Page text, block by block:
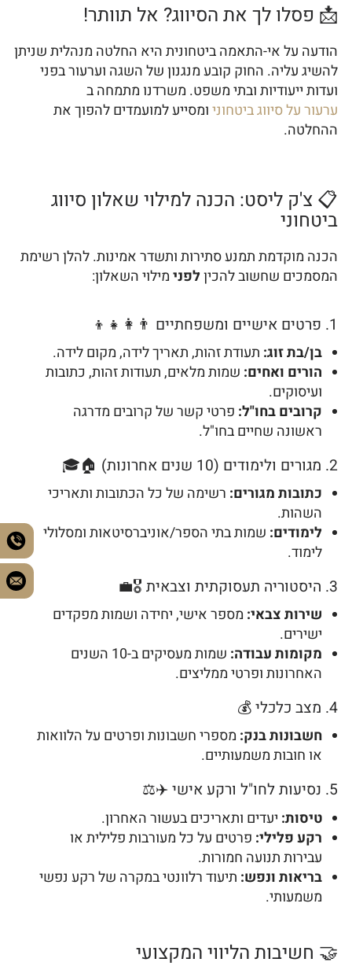
📩 פסלו לך את הסיווג? אל תוותר!
הודעה על אי-התאמה ביטחונית היא החלטה מנהלית שניתן
להשיג עליה. החוק קובע מנגנון של השגה וערעור בפני
ועדות ייעודיות ובתי משפט. משרדנו מתמחה ב
ערעור על סיווג ביטחוניומסייע למועמדים להפוך את
ההחלטה.
📋 צ'ק ליסט: הכנה למילוי שאלון סיווג
ביטחוני
הכנה מוקדמת תמנע סתירות ותשדר אמינות. להלן רשימת
המסמכים שחשוב להכיןלפנימילוי השאלון:
1. פרטים אישיים ומשפחתיים 👨‍👩‍👧‍👦
בן/בת זוג: תעודת זהות, תאריך לידה, מקום לידה.
הורים ואחים: שמות מלאים, תעודות זהות, כתובות
ועיסוקים.
קרובים בחו"ל: פרטי קשר של קרובים מדרגה
ראשונה שחיים בחו"ל.
2. מגורים ולימודים (10 שנים אחרונות) 🏠🎓
כתובות מגורים: רשימה של כל הכתובות ותאריכי
השהות.
לימודים: שמות בתי הספר/אוניברסיטאות ומסלולי
לימוד.
3. היסטוריה תעסוקתית וצבאית 🎖️💼
שירות צבאי: מספר אישי, יחידה ושמות מפקדים
ישירים.
מקומות עבודה:
שמות מעסיקים ב-10 השנים
האחרונות ופרטי ממליצים.
4. מצב כלכלי 💰
חשבונות בנק: מספרי חשבונות ופרטים על הלוואות
או חובות משמעותיים.
5. נסיעות לחו"ל ורקע אישי ✈️⚖️
טיסות: יעדים ותאריכים בעשור האחרון.
רקע פלילי: פרטים על כל מעורבות פלילית או
עבירות תנועה חמורות.
בריאות ונפש: תיעוד רלוונטי במקרה של רקע נפשי
משמעותי.
🤝 חשיבות הליווי המקצועי